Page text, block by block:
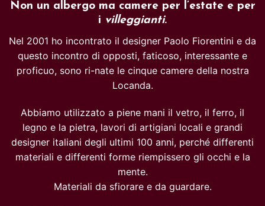
Non un albergo ma camere per l’estate e per
i villeggianti.
Nel 2001 ho incontrato il designer Paolo Fiorentini e da
questo incontro di opposti, faticoso, interessante e
proficuo, sono ri-nate le cinque camere della nostra
Locanda.
Abbiamo utilizzato a piene mani il vetro, il ferro, il
legno e la pietra, lavori di artigiani locali e grandi
designer italiani degli ultimi 100 anni, perché differenti
materiali e differenti forme riempissero gli occhi e la
mente.
Materiali da sfiorare e da guardare.